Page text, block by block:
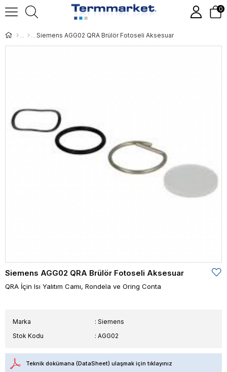
0
Siemens AGG02 QRA Brülör Fotoseli Aksesuar
Siemens AGG02 QRA Brülör Fotoseli Aksesuar
QRA İçin Isı Yalıtım Camı, Rondela ve Oring Conta
Marka : Siemens
Stok Kodu
AGG02
Teknik dokümana (DataSheet) ulaşmak için tıklayınız